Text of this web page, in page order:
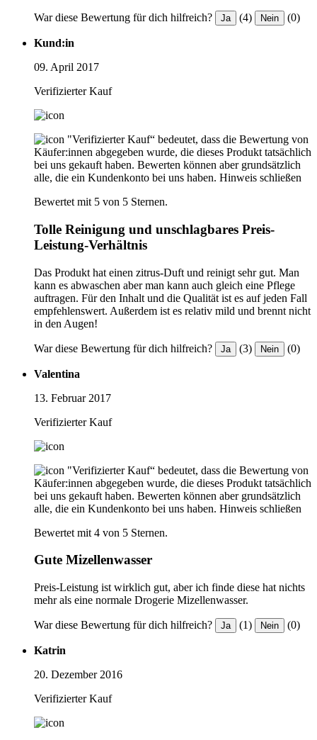
War diese Bewertung für dich hilfreich? Ja (4) Nein (0)
Kund:in
09. April 2017
Verifizierter Kauf
"Verifizierter Kauf“ bedeutet, dass die Bewertung von
Käufer:innen abgegeben wurde, die dieses Produkt tatsächlich
bei uns gekauft haben. Bewerten können aber grundsätzlich
alle, die ein Kundenkonto bei uns haben. Hinweis schließen
Bewertet mit 5 von 5 Sternen.
Tolle Reinigung und unschlagbares Preis-
Leistung-Verhältnis
Das Produkt hat einen zitrus-Duft und reinigt sehr gut. Man
kann es abwaschen aber man kann auch gleich eine Pflege
auftragen. Für den Inhalt und die Qualität ist es auf jeden Fall
empfehlenswert. Außerdem ist es relativ mild und brennt nicht
in den Augen!
War diese Bewertung für dich hilfreich? Ja (3) Nein (0)
Valentina
13. Februar 2017
Verifizierter Kauf
"Verifizierter Kauf“ bedeutet, dass die Bewertung von
Käufer:innen abgegeben wurde, die dieses Produkt tatsächlich
bei uns gekauft haben. Bewerten können aber grundsätzlich
alle, die ein Kundenkonto bei uns haben. Hinweis schließen
Bewertet mit 4 von 5 Sternen.
Gute Mizellenwasser
Preis-Leistung ist wirklich gut, aber ich finde diese hat nichts
mehr als eine normale Drogerie Mizellenwasser.
War diese Bewertung für dich hilfreich? Ja (1) Nein (0)
Katrin
20. Dezember 2016
Verifizierter Kauf